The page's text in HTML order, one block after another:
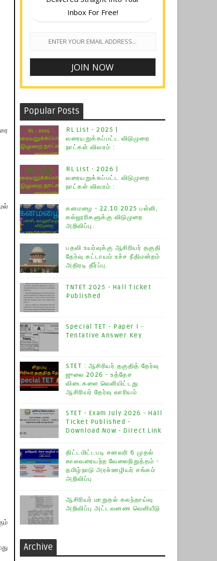
Inbox For Free!
Popular Posts
RL List - 2025 |
வரையறுக்கப்பட்ட விடுமுறை
நாட்கள் விவரம் :
RL List - 2026 |
வரையறுக்கப்பட்ட விடுமுறை
நாட்கள் விவரம் :
கனமழை - 22.10.2025 பள்ளி,
கல்லூரிகளுக்கு விடுமுறை
அறிவிப்பு.
பதவி உயர்வுக்கு ஆசிரியர் தகுதி
தேர்வு கட்டாயம் உச்ச நீதிமன்றம்
அதிரடி தீர்ப்பு.
TNTET 2025 - Hall Ticket
Published
Special TET - Paper I -
Tentative Answer Key
STET : ஆசிரியர் தகுதித் தேர்வு
ஜுலை 2026 - உத்தேச
விடைகளை வெளியிட்டது
ஆசிரியர் தேர்வு வாரியம்
STET - Exam July 2026 - Hall
Ticket Published -
Download Now - Direct Link
திட்டமிட்டபடி சனவரி 6 முதல்
காலவரையற்ற வேலைநிறுத்தம் -
தமிழ்நாடு அரசு்ஊழியர் சங்கம்
அறிவிப்பு
ஆசிரியர் மாறுதல் கலந்தாய்வு
அறிவிப்பு அட்டவனண வெளியீடு
Archive